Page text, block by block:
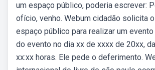
um espaço público, poderia escrever:
ofício, venho. Webum cidadão solicita
espaço público para realizar um
do evento no dia xx de xxxx de 20xx,
xx:xx horas. Ele pede o deferimento.